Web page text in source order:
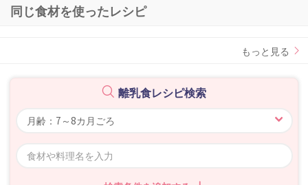
同じ食材を使ったレシピ
もっと見る
離乳食レシピ検索